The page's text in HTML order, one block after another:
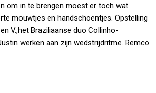
om in te brengen moest er toch wat
mouwtjes en handschoentjes. Opstelling
V.,het Braziliaanse duo Collinho-
werken aan zijn wedstrijdritme. Remco